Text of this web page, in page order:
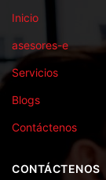
Inicio
asesores-e
Servicios
Blogs
Contáctenos
CONTÁCTENOS